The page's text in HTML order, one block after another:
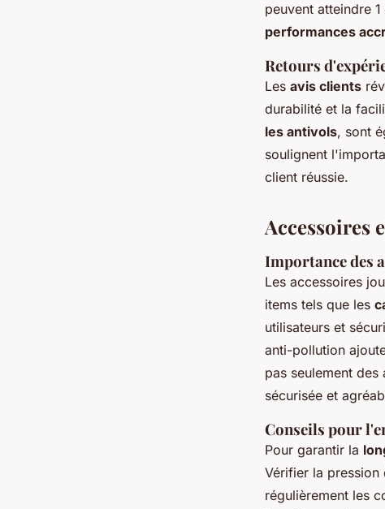
peuvent atteindre
performances
Retours
Les avis clients
durabilité et la
les antivols, sont
soulignent
client réussie.
Accessoires
Importance des
Les accessoires
items tels que les
utilisateurs et
anti-pollution
pas seulement
sécurisée et
Conseils pour
Pour garantir la
Vérifier la pression
régulièrement les